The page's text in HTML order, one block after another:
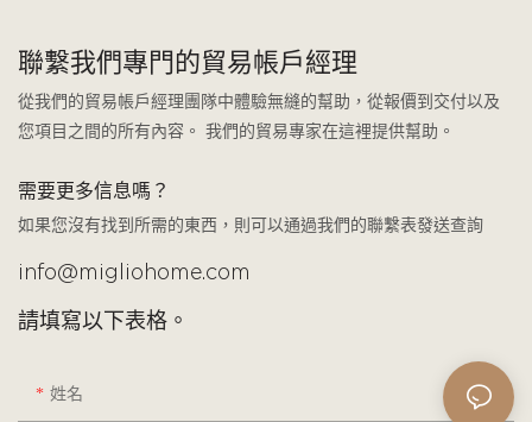
聯繫我們專門的貿易帳戶經理
從我們的貿易帳戶經理團隊中體驗無縫的幫助，從報價到交付以及
您項目之間的所有內容。 我們的貿易專家在這裡提供幫助。
需要更多信息嗎？
如果您沒有找到所需的東西，則可以通過我們的聯繫表發送查詢
info@migliohome.com
請填寫以下表格。
姓名